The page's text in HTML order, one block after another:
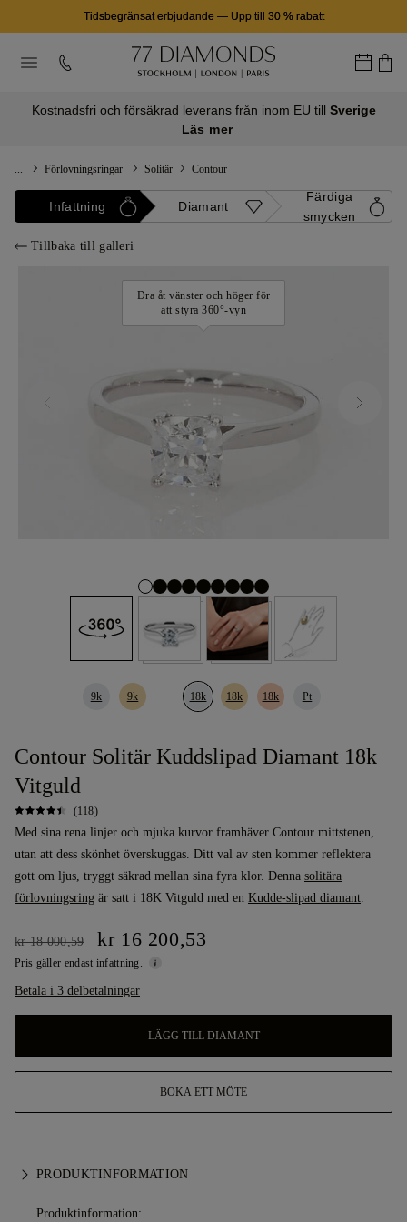
Tidsbegränsat erbjudande — Upp till 30 % rabatt
Kostnadsfri och försäkrad leverans från inom EU till Sverige
Läs mer
Förlovningsringar Solitär Contour
Infattning Diamant
Färdiga
smycken
Tillbaka till galleri
Dra åt vänster och höger för
att styra 360°-vyn
9k 9k 18k 18k 18k Pt
Contour Solitär Kuddslipad Diamant 18k
Vitguld
(118)
Med sina rena linjer och mjuka kurvor framhäver Contour mittstenen,
utan att dess skönhet överskuggas. Ditt val av sten kommer reflektera
gott om ljus, tryggt säkrad mellan sina fyra klor. Denna solitära
förlovningsring är satt i 18K Vitguld med en Kudde-slipad diamant.
kr 18 000,59 kr 16 200,53
Pris gäller endast infattning.
Betala i 3 delbetalningar
LÄGG TILL DIAMANT
BOKA ETT MÖTE
PRODUKTINFORMATION
Produktinformation: